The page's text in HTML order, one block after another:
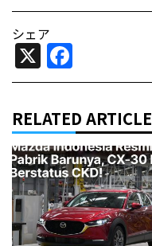
シェア
X
RELATED ARTICLE